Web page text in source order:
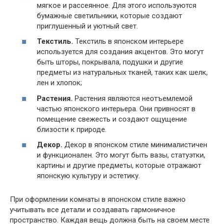
мягкое и рассеянное. Для этого используются
бумажные светильники, которые создают
приглушенный и уютный свет.
Текстиль. Текстиль в японском интерьере
используется для создания акцентов. Это могут
быть шторы, покрывала, подушки и другие
предметы из натуральных тканей, таких как шелк,
лен и хлопок;
Растения. Растения являются неотъемлемой
частью японского интерьера. Они привносят в
помещение свежесть и создают ощущение
близости к природе.
Декор. Декор в японском стиле минималистичен
и функционален. Это могут быть вазы, статуэтки,
картины и другие предметы, которые отражают
японскую культуру и эстетику.
При оформлении комнаты в японском стиле важно
учитывать все детали и создавать гармоничное
пространство. Каждая вещь должна быть на своем месте